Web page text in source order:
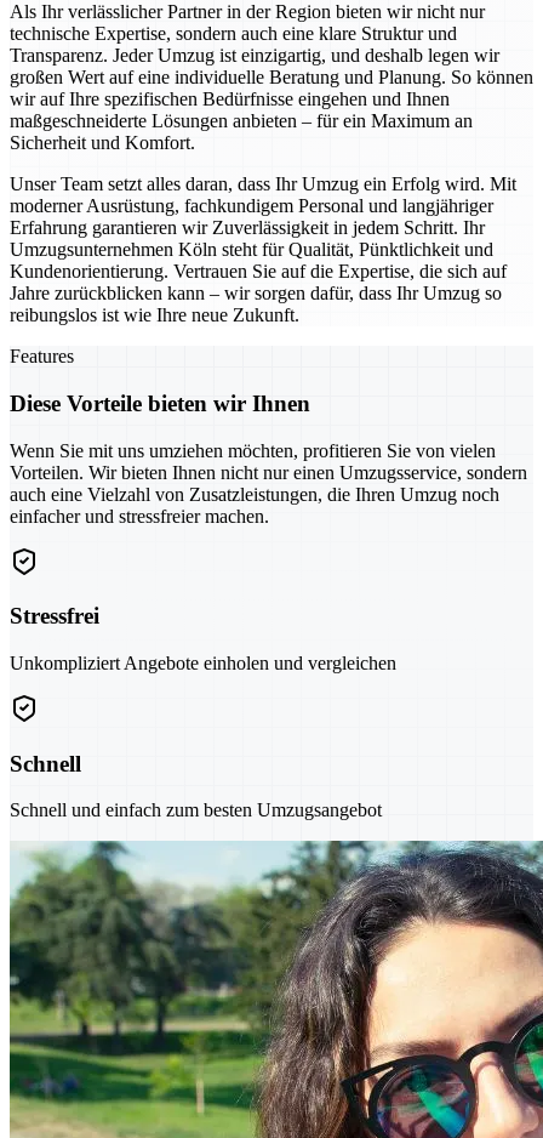
Als Ihr verlässlicher Partner in der Region bieten wir nicht nur
technische Expertise, sondern auch eine klare Struktur und
Transparenz. Jeder Umzug ist einzigartig, und deshalb legen wir
großen Wert auf eine individuelle Beratung und Planung. So können
wir auf Ihre spezifischen Bedürfnisse eingehen und Ihnen
maßgeschneiderte Lösungen anbieten – für ein Maximum an
Sicherheit und Komfort.
Unser Team setzt alles daran, dass Ihr Umzug ein Erfolg wird. Mit
moderner Ausrüstung, fachkundigem Personal und langjähriger
Erfahrung garantieren wir Zuverlässigkeit in jedem Schritt. Ihr
Umzugsunternehmen Köln steht für Qualität, Pünktlichkeit und
Kundenorientierung. Vertrauen Sie auf die Expertise, die sich auf
Jahre zurückblicken kann – wir sorgen dafür, dass Ihr Umzug so
reibungslos ist wie Ihre neue Zukunft.
Features
Diese Vorteile bieten wir Ihnen
Wenn Sie mit uns umziehen möchten, profitieren Sie von vielen
Vorteilen. Wir bieten Ihnen nicht nur einen Umzugsservice, sondern
auch eine Vielzahl von Zusatzleistungen, die Ihren Umzug noch
einfacher und stressfreier machen.
Stressfrei
Unkompliziert Angebote einholen und vergleichen
Schnell
Schnell und einfach zum besten Umzugsangebot